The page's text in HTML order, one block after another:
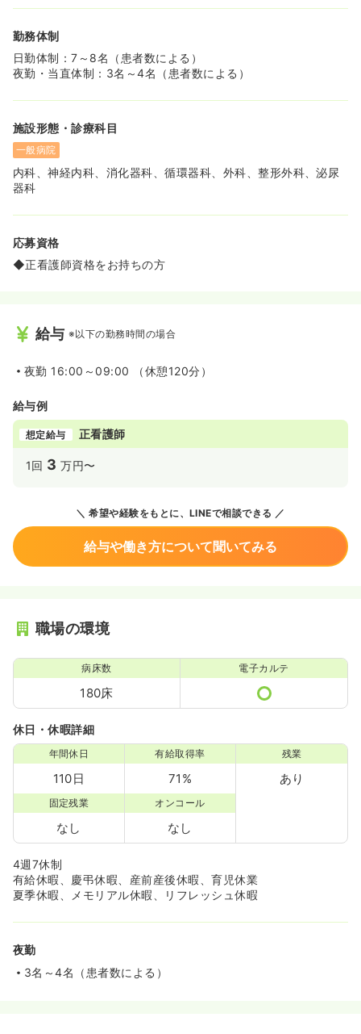
あり、最新の医療機器に囲まれたスタイリッシュな環境で
◆DX化を推進しており、バイタルサインの自動取り込みと
いった最新システムを導入予定のため、業務の効率化と負
担軽減が期待できます！
≪家事の負担を極限まで減らした福利厚生です≫
側が全て負担するため、自宅への持ち帰りや洗濯の手間が
一切かかりません。
◆遠方からの方も安心の職員寮を完備しており、生活基盤
を安定させながらプライベートの時間もしっかり確保でき
る体制です！
◆育休・産休からの復帰率は100％を誇り、ライフイベン
トを理由に諦めることなくキャリアを継続できる風土が根
付いています。
≪しっかり休憩して夜勤に備えられます！≫
気にせずリラックスして休める環境が整っています。
り替えて無理なく勤務を続けたい方におすすめです！
勤務体制
日勤体制：7～8名（患者数による）
夜勤・当直体制：3名～4名（患者数による）
施設形態・診療科目
一般病院
内科、神経内科、消化器科、循環器科、外科、整形外科、泌尿
器科
応募資格
◆正看護師資格をお持ちの方
給与 ※以下の勤務時間の場合
夜勤 16:00～09:00 （休憩120分）
給与例
想定給与 正看護師
1回 3 万円〜
希望や経験をもとに、LINEで相談できる
給与や働き方について聞いてみる
職場の環境
病床数
180床
電子カルテ
休日・休暇詳細
年間休日
110日
有給取得率
71%
残業
あり
固定残業
なし
オンコール
なし
4週7休制
有給休暇、慶弔休暇、産前産後休暇、育児休業
夏季休暇、メモリアル休暇、リフレッシュ休暇
夜勤
3名～4名（患者数による）